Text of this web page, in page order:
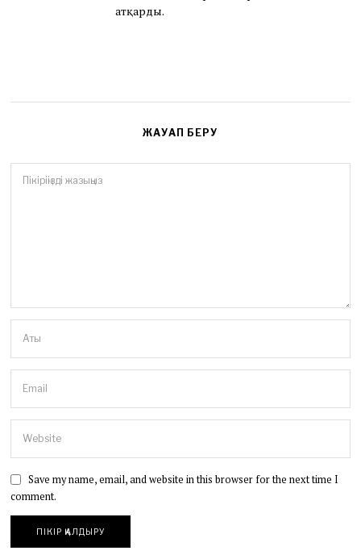
атқарды.
ЖАУАП БЕРУ
Save my name, email, and website in this browser for the next time I
comment.